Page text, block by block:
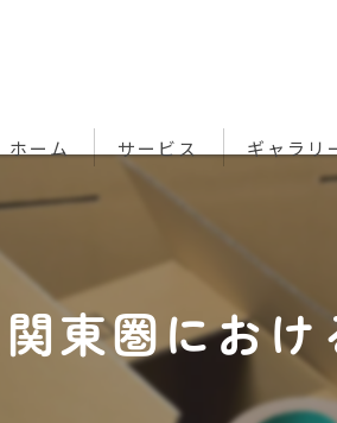
ホーム サービス ギャラリ
関東圏にお